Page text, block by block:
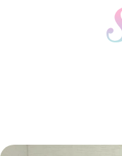
FASHION